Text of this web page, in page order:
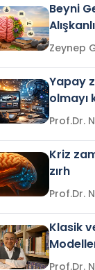
Beyni
Yapay
olmayı
Kriz
zırh
Klasik
Liderlik”